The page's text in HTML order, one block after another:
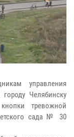
управления
Челябинску
тревожной
сада № 30